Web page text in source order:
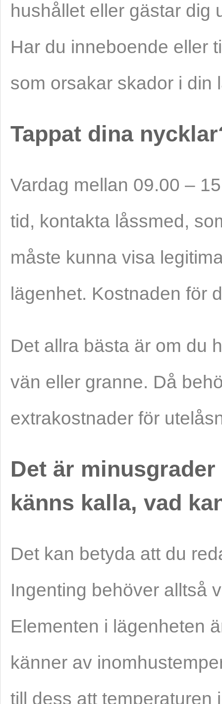
hushållet eller gästar dig
Har du inneboende eller
som orsakar skador i din
Tappat dina
Vardag mellan 09.00 –
tid, kontakta låssmed,
måste kunna visa
lägenhet. Kostnaden för
Det allra bästa är om du
vän eller granne. Då
extrakostnader för
Det är
känns kalla, vad
Det kan betyda att du
Ingenting behöver alltså
Elementen i lägenheten
känner av
till dess att temperaturen